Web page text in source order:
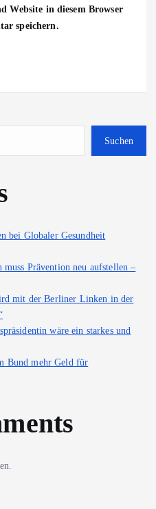
Website in diesem Browser
speichern.
Suchen
bei Globaler Gesundheit
muss Prävention neu aufstellen –
mit der Berliner Linken in der
wäre ein starkes und
Bund mehr Geld für